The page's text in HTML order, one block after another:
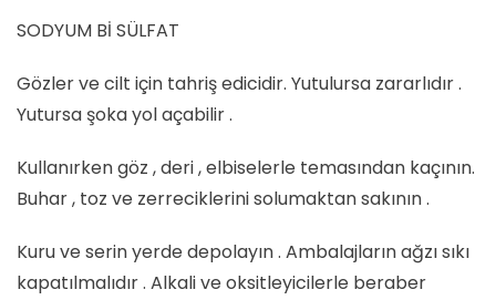
SODYUM Bİ SÜLFAT
Gözler ve cilt için tahriş edicidir. Yutulursa zararlıdır .
Yutursa şoka yol açabilir .
Kullanırken göz , deri , elbiselerle temasından kaçının.
Buhar , toz ve zerreciklerini solumaktan sakının .
Kuru ve serin yerde depolayın . Ambalajların ağzı sıkı
kapatılmalıdır . Alkali ve oksitleyicilerle beraber